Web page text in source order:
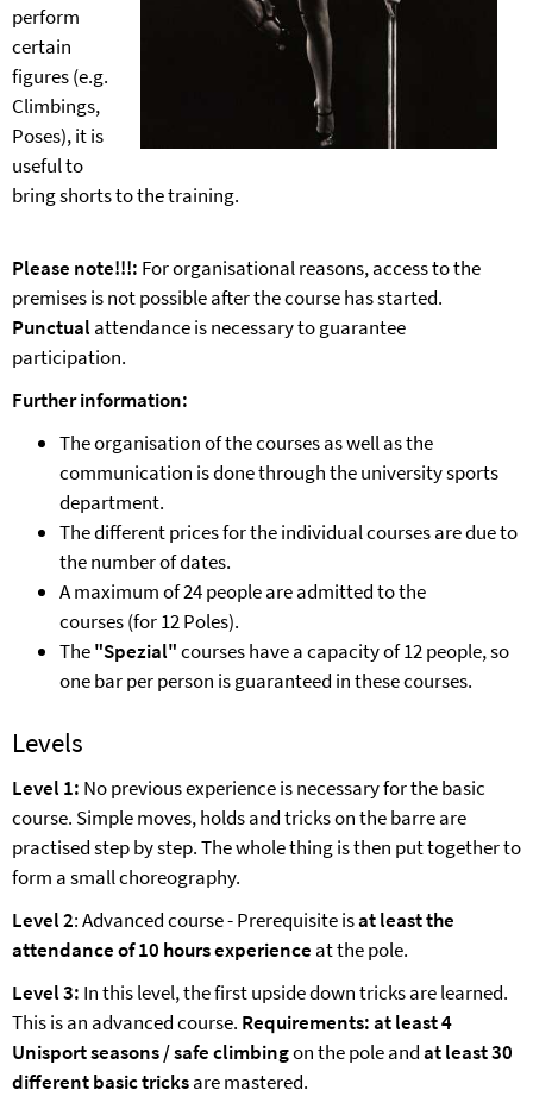
perform
certain
figures (e.g.
Climbings,
Poses), it is
useful to
bring shorts to the training.
Please note!!!: For organisational reasons, access to the
premises is not possible after the course has started.
Punctualattendance is necessary to guarantee
participation.
Further information:
The organisation of the courses as well as the
communication is done through the university sports
department.
The different prices for the individual courses are due to
the number of dates.
A maximum of 24 people are admitted to the
courses (for 12 Poles).
The"Spezial"courses have a capacity of 12 people, so
one bar per person is guaranteed in these courses.
Levels
Level 1: No previous experience is necessary for the basic
course. Simple moves, holds and tricks on the barre are
practised step by step. The whole thing is then put together to
form a small choreography.
Level 2: Advanced course - Prerequisite isat least the
attendance of 10 hours experience at the pole.
Level 3: In this level, the first upside down tricks are learned.
This is an advanced course. Requirements: at least 4
Unisport seasons / safe climbingon the pole andat least 30
different basic tricksare mastered.